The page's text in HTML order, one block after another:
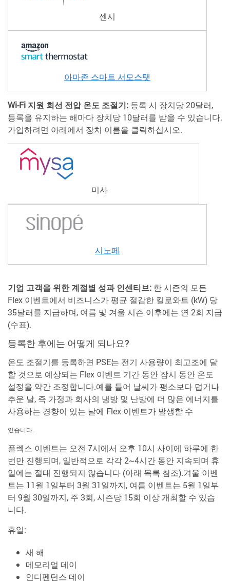
센시
아마존 스마트 서모스탯
Wi-Fi 지원 회선 전압 온도 조절기: 등록 시 장치당 20달러,
등록을 유지하는 해마다 장치당 10달러를 받을 수 있습니다.
가입하려면 아래에서 장치 이름을 클릭하십시오.
미사
시노페
기업 고객을 위한 계절별 성과 인센티브: 한 시즌의 모든
Flex 이벤트에서 비즈니스가 평균 절감한 킬로와트 (kW) 당
35달러를 지급하며, 여름 및 겨울 시즌 이후에는 연 2회 지급
(수표).
등록한 후에는 어떻게 되나요?
온도 조절기를 등록하면 PSE는 전기 사용량이 최고조에 달
할 것으로 예상되는 Flex 이벤트 기간 동안 잠시 동안 온도
설정을 약간 조정합니다.예를 들어 날씨가 평소보다 덥거나
추운 날, 즉 가정과 회사의 냉방 및 난방에 더 많은 에너지를
사용하는 경향이 있는 날에 Flex 이벤트가 발생할 수
있습니다.
플렉스 이벤트는 오전 7시에서 오후 10시 사이에 하루에 한
번만 진행되며, 일반적으로 각각 2~4시간 동안 지속되며 휴
일에는 절대 진행되지 않습니다 (아래 목록 참조).겨울 이벤
트는 11월 1일부터 3월 31일까지, 여름 이벤트는 5월 1일부
터 9월 30일까지, 주 3회, 시즌당 15회 이상 개최할 수 있습
니다.
휴일:
새 해
메모리얼 데이
인디펜던스 데이